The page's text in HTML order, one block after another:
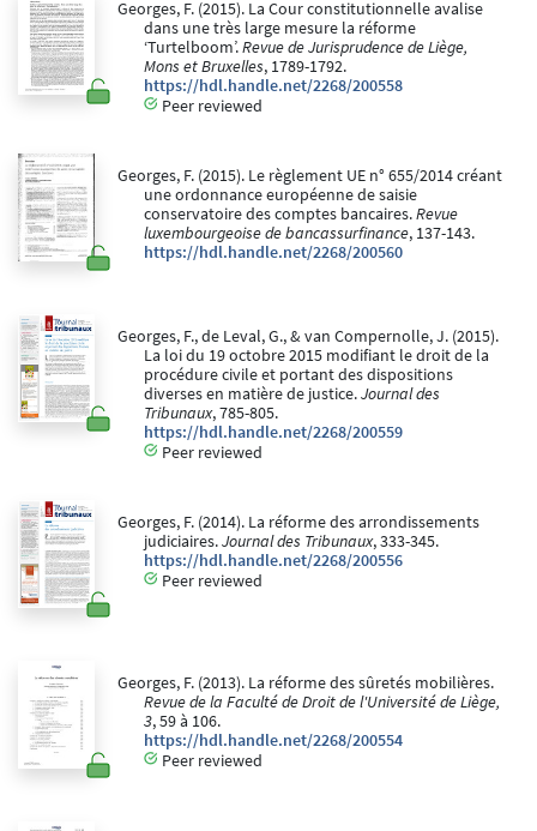
Georges, F. (2015). La Cour constitutionnelle avalise
dans une très large mesure la réforme
‘Turtelboom’.Revue de Jurisprudence de Liège,
Mons et Bruxelles, 1789-1792.
https://hdl.handle.net/2268/200558
Peer reviewed
Georges, F. (2015). Le règlement UE n° 655/2014 créant
une ordonnance européenne de saisie
conservatoire des comptes bancaires.Revue
luxembourgeoise de bancassurfinance, 137-143.
https://hdl.handle.net/2268/200560
Georges, F., de Leval, G., & van Compernolle, J. (2015).
La loi du 19 octobre 2015 modifiant le droit de la
procédure civile et portant des dispositions
diverses en matière de justice.Journal des
Tribunaux, 785-805.
https://hdl.handle.net/2268/200559
Peer reviewed
Georges, F. (2014). La réforme des arrondissements
judiciaires.Journal des Tribunaux, 333-345.
https://hdl.handle.net/2268/200556
Peer reviewed
Georges, F. (2013). La réforme des sûretés mobilières.
Revue de la Faculté de Droit de l'Université de Liège,
3, 59 à 106.
https://hdl.handle.net/2268/200554
Peer reviewed